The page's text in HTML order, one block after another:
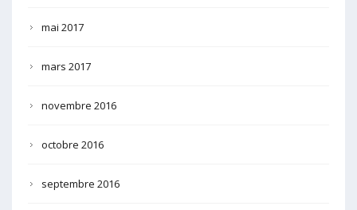
mai 2017
mars 2017
novembre 2016
octobre 2016
septembre 2016